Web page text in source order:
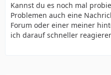
Kannst du es noch mal
Problemen auch eine
Forum oder einer meiner
ich darauf schneller